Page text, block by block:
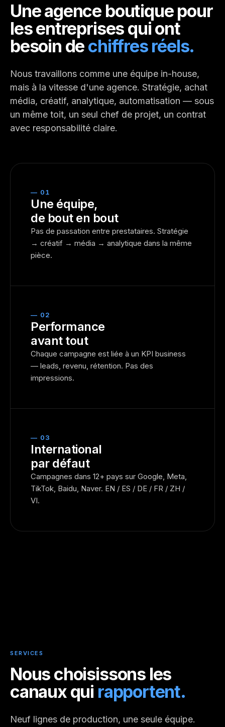
Une agence boutiquepour
les entreprises quiont
besoin dechiffres réels.
Nous travaillons comme une équipe in-house,
mais à la vitesse d'une agence. Stratégie, achat
média, créatif, analytique, automatisation — sous
un même toit, un seul chef de projet, un contrat
avec responsabilité claire.
— 01
Une équipe,
de bout en bout
Pas de passation entre prestataires. Stratégie
→ créatif → média → analytique dans la même
pièce.
— 02
Performance
avant tout
Chaque campagne est liée à un KPI business
— leads, revenu, rétention. Pas des
impressions.
— 03
International
par défaut
Campagnes dans 12+ pays sur Google, Meta,
TikTok, Baidu, Naver. EN / ES / DE / FR / ZH /
VI.
SERVICES
Nous choisissons les
canaux qui rapportent.
Neuf lignes de production, une seule équipe.